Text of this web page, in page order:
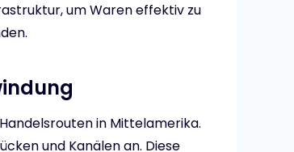
um Waren effektiv zu
in Mittelamerika.
und Kanälen an. Diese